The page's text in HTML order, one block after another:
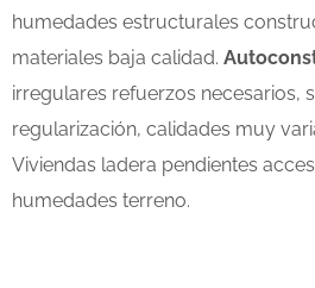
humedades estructurales
materiales baja calidad.
irregulares refuerzos necesarios,
regularización, calidades muy
Viviendas ladera pendientes
humedades terreno.